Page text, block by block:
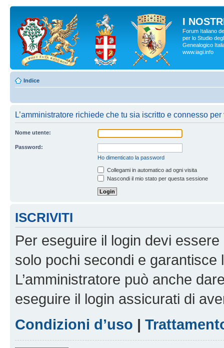
I
Forum Italiano
per lo Studio
Genealogico
www.iagi.info
Indice
L’amministratore richiede che tu sia iscritto e connesso
Nome utente:
Password:
Ho dimenticato la password
Collegami in automatico ad ogni visita
Nascondi il mio stato per questa sessione
ISCRIVITI
Per eseguire il login devi
solo pochi secondi e garantisce
L’amministratore può anche
eseguire il login assicurati di
Condizioni d’uso |